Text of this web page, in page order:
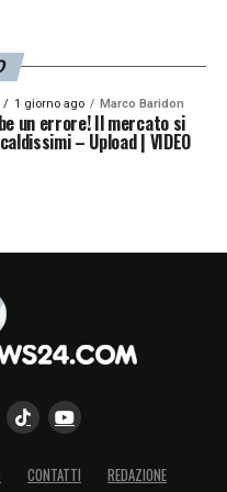
1 giorno ago Marco Baridon
un errore! Il mercato si
– Upload | VIDEO
CONTATTI REDAZIONE